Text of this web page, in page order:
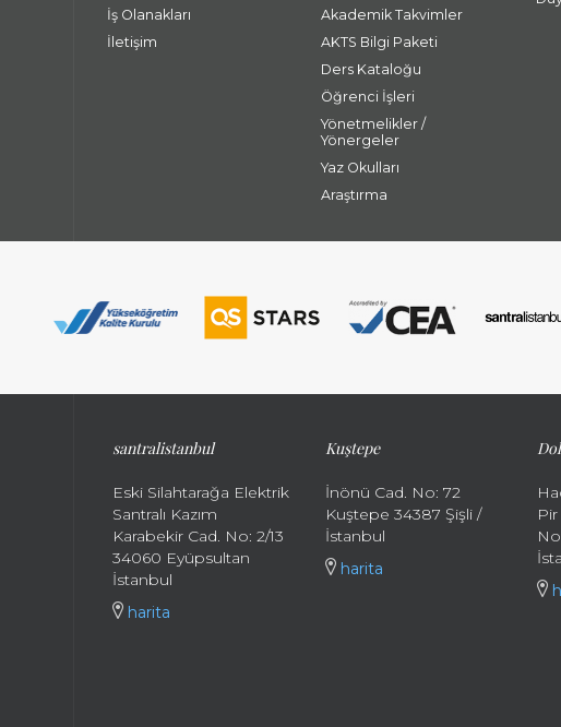
İş Olanakları
İletişim
Akademik Takvimler
AKTS Bilgi Paketi
Ders Kataloğu
Öğrenci İşleri
Yönetmelikler /
Yönergeler
Yaz Okulları
Araştırma
santralistanbul
Eski Silahtarağa Elektrik
Santralı Kazım
Karabekir Cad. No: 2/13
34060 Eyüpsultan
İstanbul
harita
Kuştepe
İnönü Cad. No: 72
Kuştepe 34387 Şişli /
İstanbul
harita